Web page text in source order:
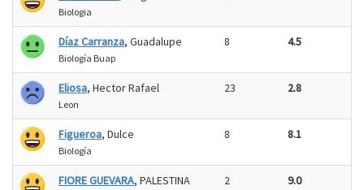
Biologia
Díaz Carranza, Guadalupe
Biología Buap
8 4.5
Eliosa, Hector Rafael
Leon
23 2.8
Figueroa, Dulce
Biología
8 8.1
FIORE GUEVARA, PALESTINA 2 9.0